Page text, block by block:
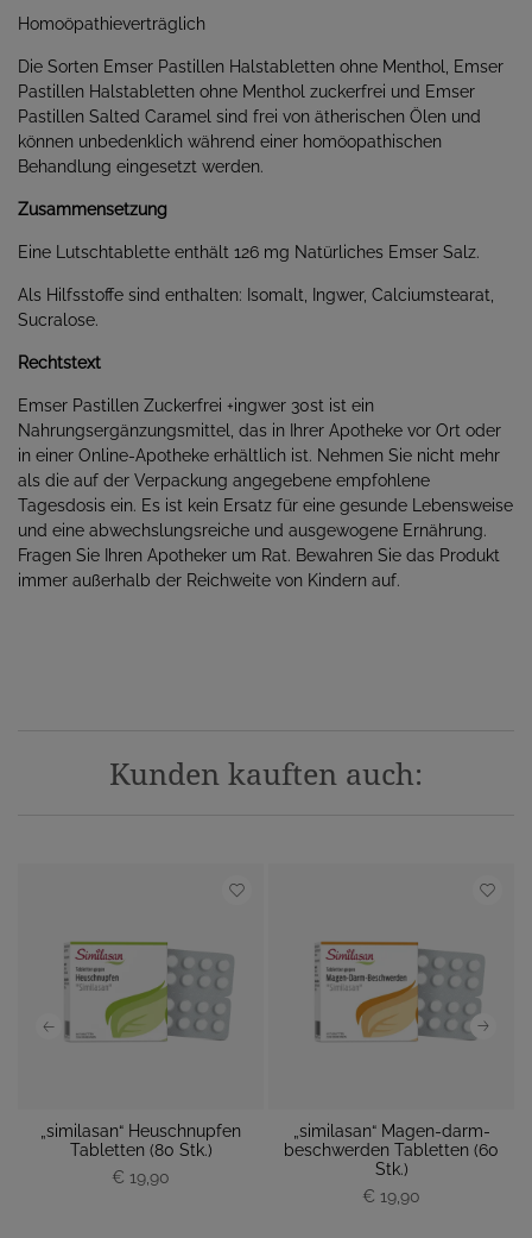
Homoöpathieverträglich
Die Sorten Emser Pastillen Halstabletten ohne Menthol, Emser
Pastillen Halstabletten ohne Menthol zuckerfrei und Emser
Pastillen Salted Caramel sind frei von ätherischen Ölen und
können unbedenklich während einer homöopathischen
Behandlung eingesetzt werden.
Zusammensetzung
Eine Lutschtablette enthält 126 mg Natürliches Emser Salz.
Als Hilfsstoffe sind enthalten: Isomalt, Ingwer, Calciumstearat,
Sucralose.
Rechtstext
Emser Pastillen Zuckerfrei +ingwer 30st ist ein
Nahrungsergänzungsmittel, das in Ihrer Apotheke vor Ort oder
in einer Online-Apotheke erhältlich ist. Nehmen Sie nicht mehr
als die auf der Verpackung angegebene empfohlene
Tagesdosis ein. Es ist kein Ersatz für eine gesunde Lebensweise
und eine abwechslungsreiche und ausgewogene Ernährung.
Fragen Sie Ihren Apotheker um Rat. Bewahren Sie das Produkt
immer außerhalb der Reichweite von Kindern auf.
Kunden kauften auch:
„similasan“ Heuschnupfen
Tabletten (80 Stk.)
€ 19,90
„similasan“ Magen-darm-
beschwerden Tabletten (60
Stk.)
€ 19,90